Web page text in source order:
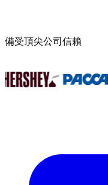
備受頂尖公司信賴